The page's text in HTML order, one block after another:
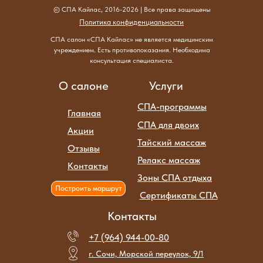
© СПА Кайлас, 2016-2026 | Все права защищены
Главная
Акции
Отзывы
Контакты
Политика конфиденциальности
СПА-программы
СПА для двоих
Тайский массаж
Релакс массаж
Зоны СПА отдыха
Сертификаты СПА
+7 (964) 944-00-80
г. Сочи, Морской переулок, 9/1
О салоне Услуги
Контакты
СПА салон «СПА Кайлас» не является медицинским
учреждением. Есть противопоказания. Необходима
консультация специалиста.
Построить маршрут